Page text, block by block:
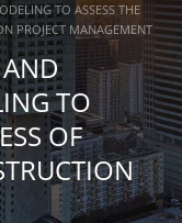
TO ASSESS THE
PROJECT MANAGEMENT
TO
OF